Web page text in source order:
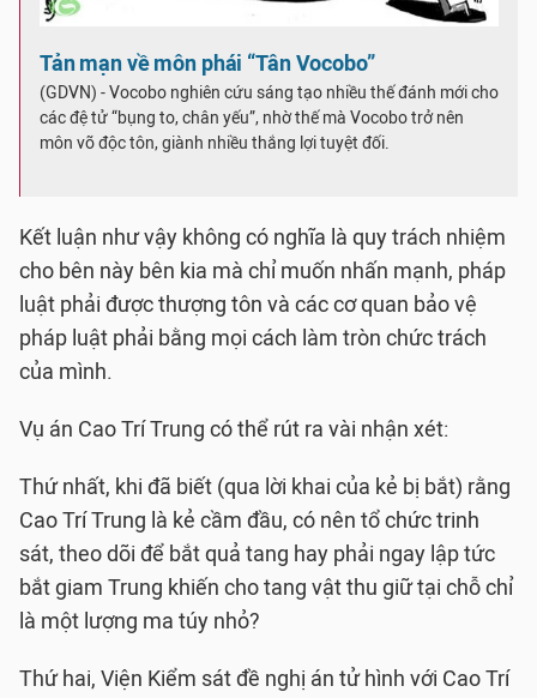
Tản mạn về môn phái “Tân Vocobo”
(GDVN) - Vocobo nghiên cứu sáng tạo nhiều thế đánh mới cho
các đệ tử “bụng to, chân yếu”, nhờ thế mà Vocobo trở nên
môn võ độc tôn, giành nhiều thắng lợi tuyệt đối.
Kết luận như vậy không có nghĩa là quy trách nhiệm
cho bên này bên kia mà chỉ muốn nhấn mạnh, pháp
luật phải được thượng tôn và các cơ quan bảo vệ
pháp luật phải bằng mọi cách làm tròn chức trách
của mình.
Vụ án Cao Trí Trung có thể rút ra vài nhận xét:
Thứ nhất, khi đã biết (qua lời khai của kẻ bị bắt) rằng
Cao Trí Trung là kẻ cầm đầu, có nên tổ chức trinh
sát, theo dõi để bắt quả tang hay phải ngay lập tức
bắt giam Trung khiến cho tang vật thu giữ tại chỗ chỉ
là một lượng ma túy nhỏ?
Thứ hai, Viện Kiểm sát đề nghị án tử hình với Cao Trí